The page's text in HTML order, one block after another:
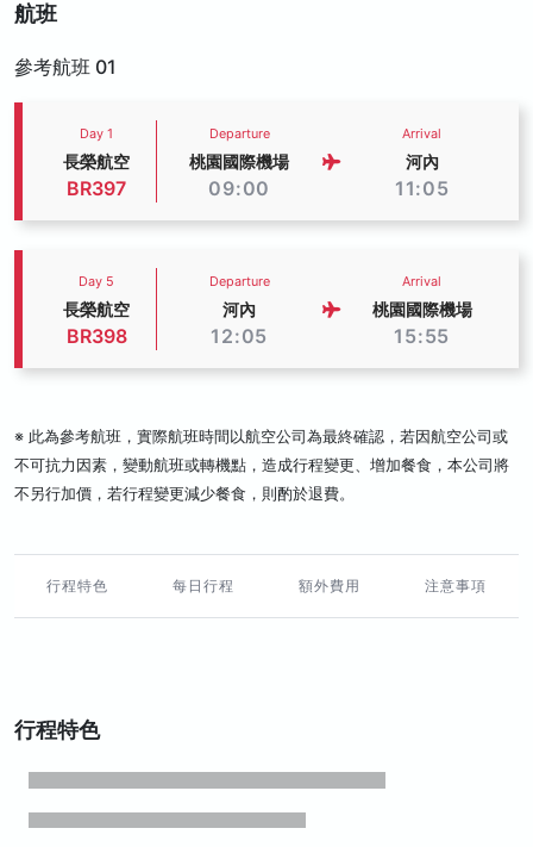
航班
參考航班 01
Day 1
長榮航空
BR397
Departure
桃園國際機場
09:00
Arrival
河內
11:05
Day 5
長榮航空
BR398
Departure
河內
12:05
Arrival
桃園國際機場
15:55
※ 此為參考航班，實際航班時間以航空公司為最終確認，若因航空公司或
不可抗力因素，變動航班或轉機點，造成行程變更、增加餐食，本公司將
不另行加價，若行程變更減少餐食，則酌於退費。
行程特色 每日行程 額外費用 注意事項
行程特色